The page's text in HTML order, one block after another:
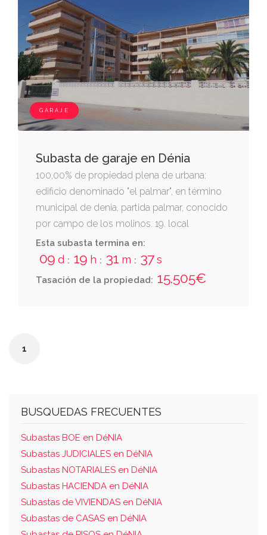
GARAJE
Subasta de garaje en Dénia
100,00% de propiedad plena de urbana:
edificio denominado "el palmar", en término
municipal de denia, partida palmar, conocido
por campo de los molinos. 19. local
destinado a garaje, con puerta señalada con
el número 19. mide 31 metros cuadrados.
consta de una sola nave. linda: derecha
entrando, con local puerta número 20;
Esta subasta termina en:
09 d : 19 h : 31 m : 37s
Tasación de la propiedad: 15.505€
1
BUSQUEDAS FRECUENTES
Subastas BOE en DéNIA
Subastas JUDICIALES en DéNIA
Subastas NOTARIALES en DéNIA
Subastas HACIENDA en DéNIA
Subastas de VIVIENDAS en DéNIA
Subastas de CASAS en DéNIA